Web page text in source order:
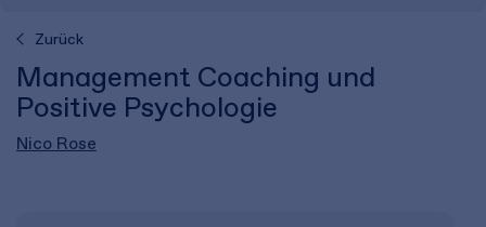
Zurück
Management Coaching und
Positive Psychologie
Nico Rose